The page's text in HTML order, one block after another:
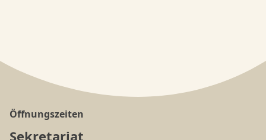
Öffnungszeiten
Sekretariat